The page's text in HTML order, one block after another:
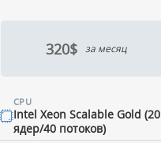
320$ за месяц
CPU
Intel Xeon Scalable Gold (20
ядер/40 потоков)